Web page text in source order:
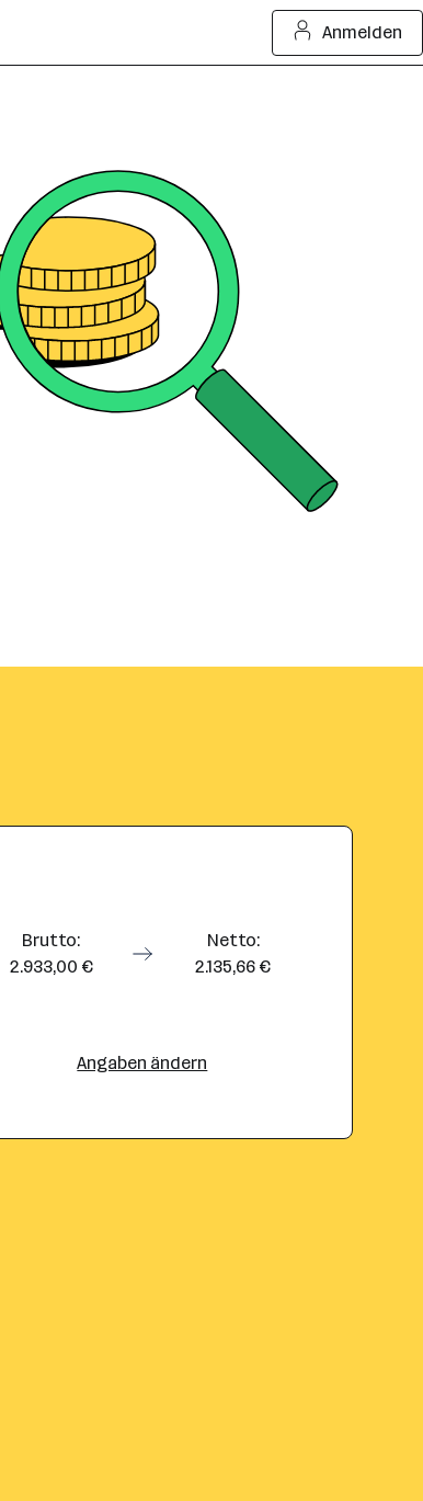
Anmelden
Brutto:
2.933,00 €
Netto:
2.135,66 €
Angaben ändern